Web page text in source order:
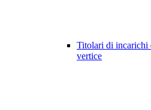
Titolari di incarichi
vertice